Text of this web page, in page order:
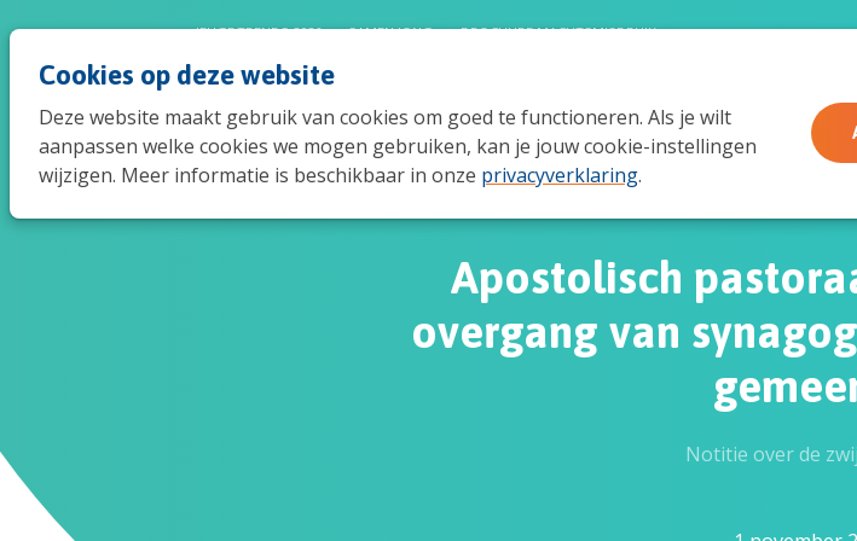
Cookies op deze website
Deze website maakt gebruik van cookies om goed te functioneren. Als je wilt
aanpassen welke cookies we mogen gebruiken, kan je jouw cookie-instellingen
wijzigen. Meer informatie is beschikbaar in onze privacyverklaring.
Wie wij zijn Wat we doen
JEUGDTRENDS 2026 SAMEN JONG BROCHURE MACHTSMISBRUIK
Apostolisch
overgang van
Notitie over de